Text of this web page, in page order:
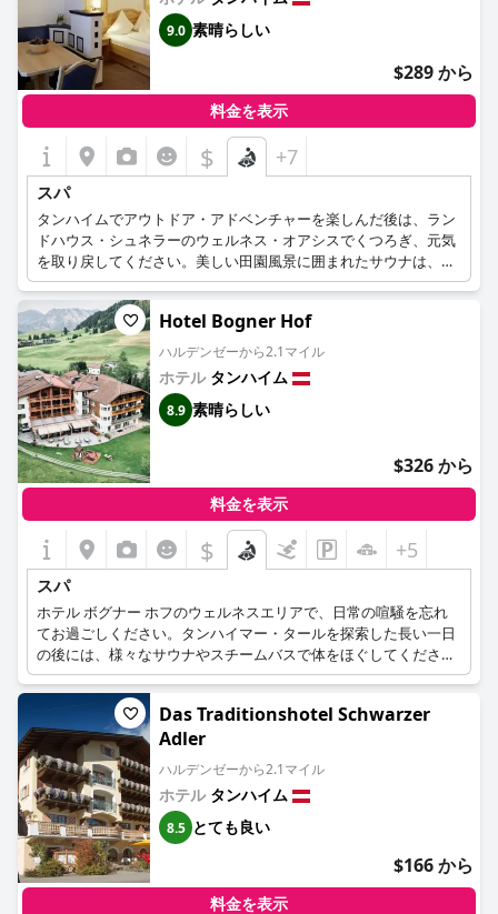
9.0 素晴らしい
$289 から
料金を表示
$ +7
スパ
タンハイムでアウトドア・アドベンチャーを楽しんだ後は、ラン
ドハウス・シュネラーのウェルネス・オアシスでくつろぎ、元気
を取り戻してください。美しい田園風景に囲まれたサウナは、心
と体に安らぎを与えてくれます。自分自身へのご褒美として、十
分にリラックスしてください。香り高いルームサウナ、クレンジ
ング・ブライン・スチームバス、やさしいバイオサウナ、居心地
のよい赤外線キャビンを備えた広々としたウェルネスエリアに
は、活力を取り戻すために必要なものがすべて揃っています。山
塩を使った塩水浴は、皮膚、粘膜、呼吸器官をきれいにし、深呼
吸を楽しむことができます。コントラストバスで血行を促進した
後は、ウォーターベッドでゆったりとしたひとときをお過ごしく
ださい。最後にスペシャリストによるマッサージをお楽しみくだ
さい。
Hotel Bogner Hof
ハルデンゼーから2.1マイル
ホテル タンハイム
8.9 素晴らしい
$326 から
料金を表示
$ +5
スパ
ホテル ボグナー ホフのウェルネスエリアで、日常の喧騒を忘れ
てお過ごしください。タンハイマー・タールを探索した長い一日
の後には、様々なサウナやスチームバスで体をほぐしてくださ
い。チロルの山々を望むリラクゼーションルームでは、静かな雰
囲気の中でくつろぐことができます。サウナルームでは、チロル
の山々を眺めながら、ゆったりとした時間をお過ごしいただけま
す。サウナエリアは広々としており、温度、湿度、照明の異なる
様々なスチームバスを用意し、皆様のお好みに合わせてご利用い
ただけます。天然木の香りが好きな方にはスウェットルームを、
スキンケアやデトックスに最適なフローラルスチームバスをぜひ
お試しください。さらに、ビューティ＆ボディトリートメントも
充実しており、ウェルネス体験を満喫できます。タンハイム渓谷
の静寂の中で、ゆったりとしたトリートメントをご堪能くださ
い。
Das Traditionshotel Schwarzer
Adler
ハルデンゼーから2.1マイル
ホテル タンハイム
8.5 とても良い
$166 から
料金を表示